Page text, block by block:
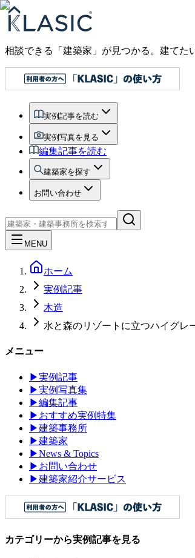
相談できる「建築家」が見つかる。建てた
実例記事を読む
実例写真を見る
編集記事を読む
建築家を探す
お問い合わせ
MENU
ホーム
実例記事
木造
水と森のリゾートに立つハイグレ
メニュー
▶実例記事
▶実例写真集
▶編集記事
▶ おすすめ実例特集
▶建築事務所
▶建築家
▶News & Topics
▶ お問い合わせ
▶建築家紹介サービス
カテゴリーから実例記事を見る